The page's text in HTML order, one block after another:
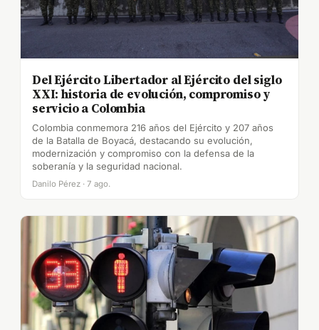
Del Ejército Libertador al Ejército del siglo
XXI: historia de evolución, compromiso y
servicio a Colombia
Colombia conmemora 216 años del Ejército y 207 años
de la Batalla de Boyacá, destacando su evolución,
modernización y compromiso con la defensa de la
soberanía y la seguridad nacional.
Danilo Pérez · 7 ago.